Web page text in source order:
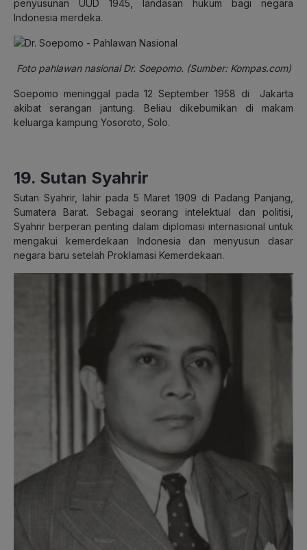
penyusunan UUD 1945, landasan hukum bagi negara
Indonesia merdeka.
Foto pahlawan nasional Dr. Soepomo. (Sumber: Kompas.com)
Soepomo meninggal pada 12 September 1958 di Jakarta
akibat serangan jantung. Beliau dikebumikan di makam
keluarga kampung Yosoroto, Solo.
19. Sutan Syahrir
Sutan Syahrir, lahir pada 5 Maret 1909 di Padang Panjang,
Sumatera Barat. Sebagai seorang intelektual dan politisi,
Syahrir berperan penting dalam diplomasi internasional untuk
mengakui kemerdekaan Indonesia dan menyusun dasar
negara baru setelah Proklamasi Kemerdekaan.